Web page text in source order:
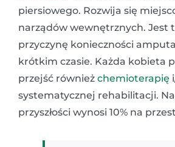
piersiowego. Rozwija się
narządów wewnętrznych. Jest
przyczynę konieczności
krótkim czasie. Każda kobieta
przejść również chemioterapię
systematycznej rehabilitacji.
przyszłości wynosi 10% na